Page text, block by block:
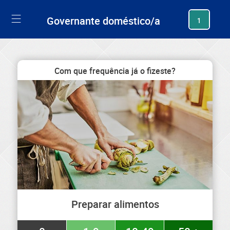
Governante doméstico/a 1
Com que frequência já o fizeste?
Preparar alimentos